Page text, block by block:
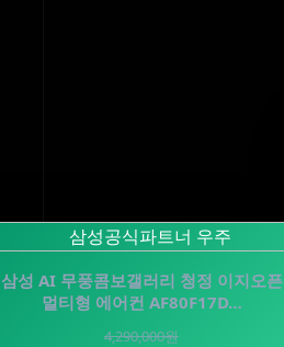
삼성 AI 무풍콤보갤러리 청정 이지오픈
멀티형 에어컨 AF80F17D…
4,290,000원